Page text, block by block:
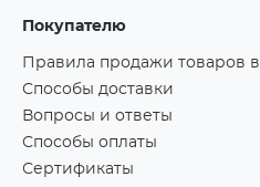
Покупателю
Правила продажи товаров
Способы доставки
Вопросы и ответы
Способы оплаты
Сертификаты